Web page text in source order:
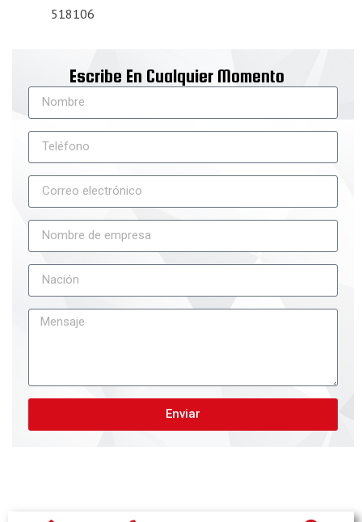
518106
Escribe En Cualquier Momento
Enviar